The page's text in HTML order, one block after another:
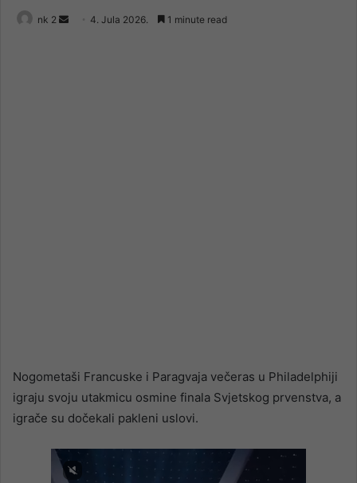
nk 2
Send 4. Jula 2026. 1 minute read
Nogometaši Francuske i Paragvaja večeras u Philadelphiji
igraju svoju utakmicu osmine finala Svjetskog prvenstva, a
igrače su dočekali pakleni uslovi.